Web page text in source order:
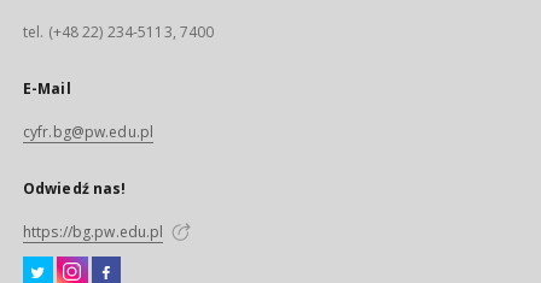
tel. (+48 22) 234-5113, 7400
E-Mail
cyfr.bg@pw.edu.pl
Odwiedź nas!
https://bg.pw.edu.pl